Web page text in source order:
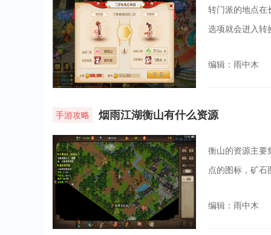
转门派的地点在
选项就会进入转
编辑：雨中木
手游攻略 烟雨江湖衡山有什么资源
衡山的资源主要
点的图标，矿
编辑：雨中木